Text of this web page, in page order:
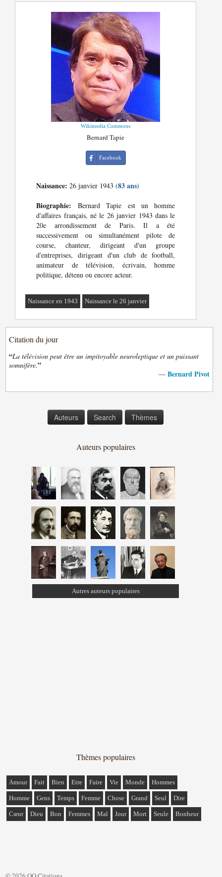
Wikimedia Commons
Bernard Tapie
Facebook
Naissance: 26 janvier 1943(83 ans)
Biographie: Bernard Tapie est un homme
d'affaires français, né le 26 janvier 1943 dans le
20e arrondissement de Paris. Il a été
successivement ou simultanément pilote de
course, chanteur, dirigeant d'un groupe
d'entreprises, dirigeant d'un club de football,
animateur de télévision, écrivain, homme
politique, détenu ou encore acteur.
Naissance en 1943 Naissance le 26 janvier
Citation du jour
“La télévision peut être un impitoyable neuroleptique et un puissant
somnifère.”
— Bernard Pivot
Auteurs Search Thèmes
Auteurs populaires
Autres auteurs populaires
Thèmes populaires
Amour Fait Bien Etre Faire Vie Monde Hommes
Homme Gens Temps Femme Chose Grand Seul Dire
Cœur Dieu Bon Femmes Mal Jour Mort Seule Bonheur